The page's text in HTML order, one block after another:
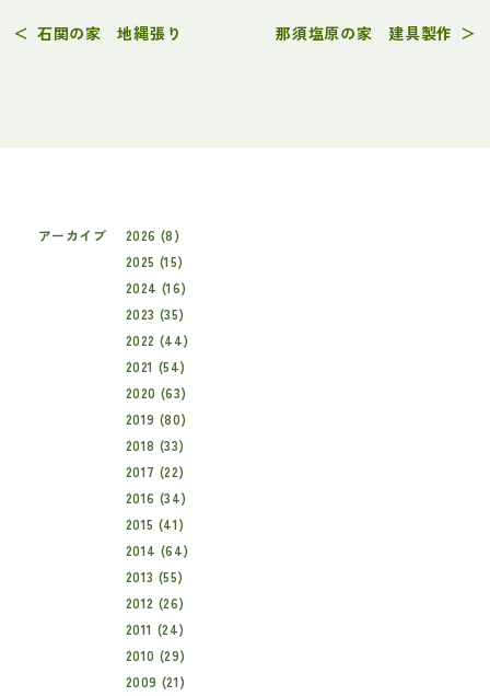
＜ 石関の家 地縄張り 那須塩原の家 建具製作 ＞
アーカイブ
2026 (8)
2025 (15)
2024 (16)
2023 (35)
2022 (44)
2021 (54)
2020 (63)
2019 (80)
2018 (33)
2017 (22)
2016 (34)
2015 (41)
2014 (64)
2013 (55)
2012 (26)
2011 (24)
2010 (29)
2009 (21)